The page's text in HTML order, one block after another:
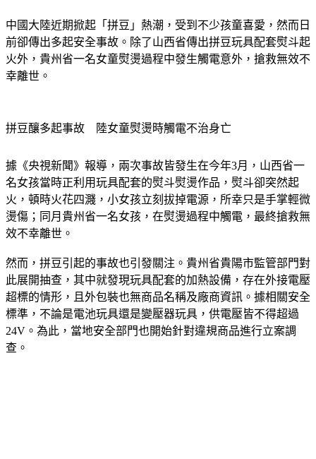
中國大陸近期掀起「拼豆」熱潮，受到不少孩童喜愛，然而日
前卻傳出多起安全事故。除了山西省傳出拼豆玩具配套熨斗起
火外，貴州省一名女童熨燙過程中發生觸電意外，搶救無效不
據《央視新聞》報導，兩次事故皆發生在今年3月，山西省一
名女孩當時正利用玩具配套的熨斗熨燙作品，熨斗卻突然起
火，頓時火花四濺，小女孩立刻拔掉電源，所幸只是手掌輕微
燙傷；同月貴州省一名女孩，在熨燙過程中觸電，最終搶救無
然而，拼豆引起的事故也引發關注。貴州省貴陽市監管部門對
此展開抽查，其中就發現玩具配套的加熱設備，存在外接電壓
超標的情形，且外包裝也無商品名稱及廠商資訊。據相關安全
標準，不論是電池玩具還是變壓器玩具，供電壓皆不得超過
24V。為此，當地安全部門也開始針對違規商品進行立案調